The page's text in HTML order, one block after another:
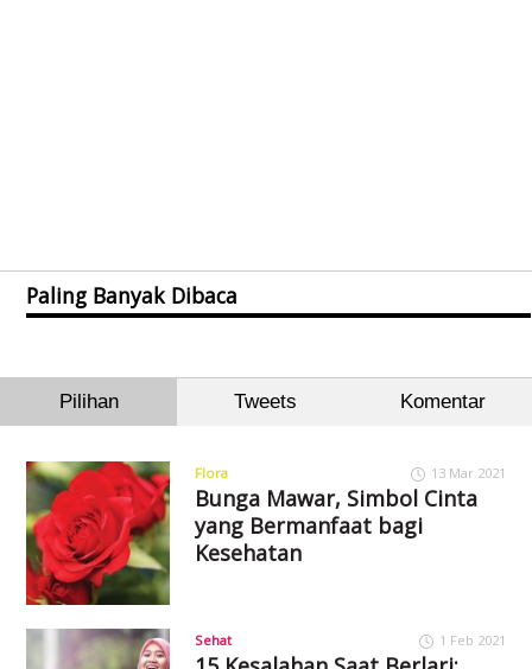
Paling Banyak Dibaca
Pilihan Tweets Komentar
Flora 13 Mar 2021
Bunga Mawar, Simbol Cinta
yang Bermanfaat bagi
Kesehatan
Sehat 1 Feb 2021